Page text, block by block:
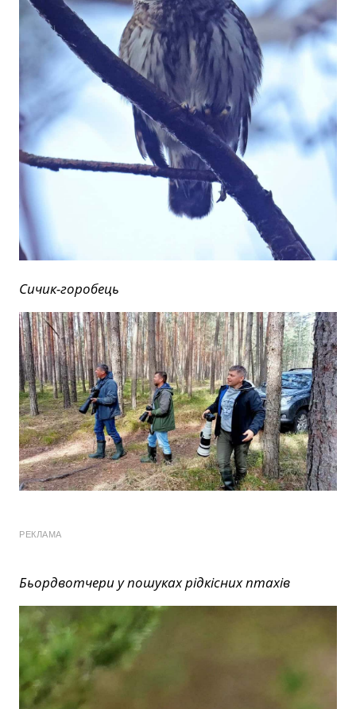
Сичик-горобець
РЕКЛАМА
Бьордвотчери у пошуках рідкісних птахів